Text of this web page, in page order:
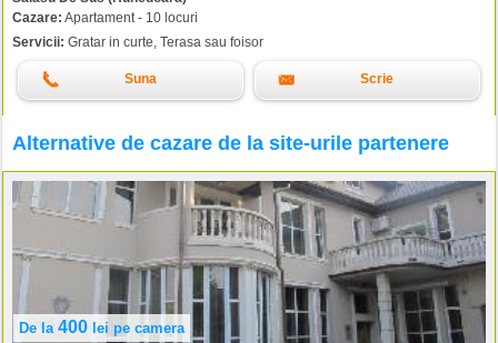
Cazare: Apartament - 10 locuri
Servicii: Gratar in curte, Terasa sau foisor
Suna Scrie
Alternative de cazare de la site-urile partenere
De la 400 lei pe camera